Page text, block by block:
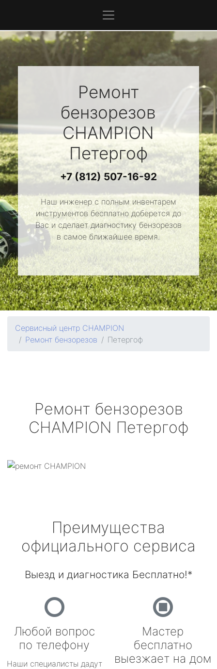
Ремонт
бензорезов
CHAMPION
Петергоф
+7 (812) 507-16-92
Наш инженер с полным инвентарем
инструментов бесплатно доберется до
Вас и сделает диагностику бензорезов
в самое ближайшее время.
Сервисный центр CHAMPION
Ремонт бензорезов
Петергоф
Ремонт бензорезов
CHAMPION Петергоф
Преимущества
официального сервиса
Выезд и диагностика Бесплатно!*
Любой вопрос
по телефону
Наши специалисты дадут
Мастер
бесплатно
выезжает на дом